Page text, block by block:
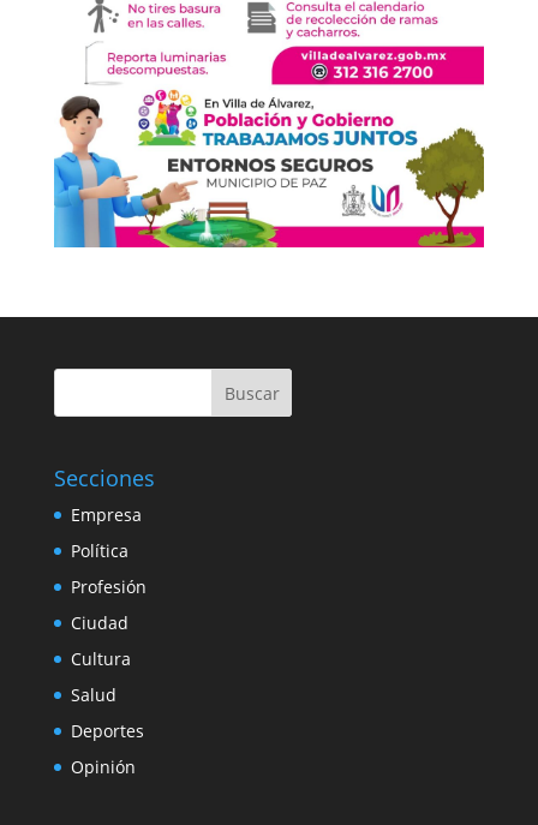
Buscar
Secciones
Empresa
Política
Profesión
Ciudad
Cultura
Salud
Deportes
Opinión